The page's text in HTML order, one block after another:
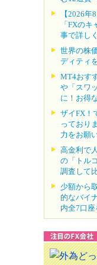
【2026
「FXの
事で詳し
世界の株
ディティ
MT4おす
や「スワ
に！お得
ザイFX！
っており
力をお願
高金利で
の「トル
調査して
少額から
的なバイ
内全7口座